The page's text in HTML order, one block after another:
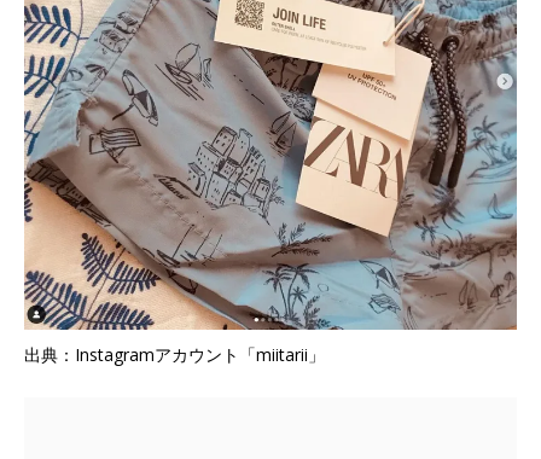
出典：Instagramアカウント「miitarii」